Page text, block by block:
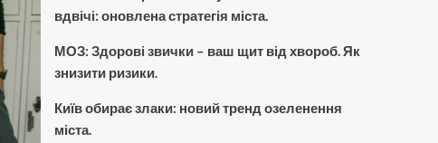
вдвічі: оновлена стратегія міста.
МОЗ: Здорові звички – ваш щит від хвороб. Як
знизити ризики.
Київ обирає злаки: новий тренд озеленення
міста.